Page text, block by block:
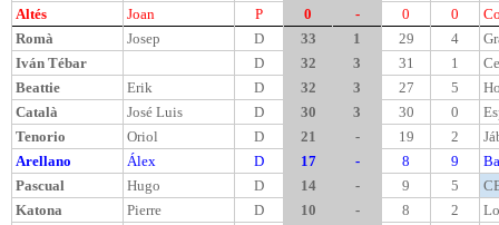
Altés
Joan P 0 - 0 0
Romà
Josep D 33 1 29 4
Iván Tébar
D 32 3 31 1
Beattie
Erik D 32 3 27 5
Català
José Luis D 30 3 30 0
Tenorio
Oriol D 21 - 19 2
Arellano
Álex D 17 - 8 9
Pascual
Hugo D 14 - 9 5
Katona
Pierre D 10 - 8 2